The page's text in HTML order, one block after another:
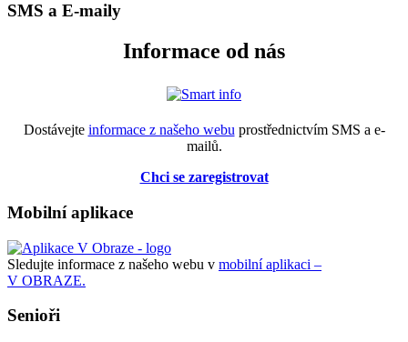
SMS a E-maily
Informace od nás
Dostávejte informace z našeho webu prostřednictvím SMS a e-
mailů.
Chci se zaregistrovat
Mobilní aplikace
Sledujte informace z našeho webu v mobilní aplikaci –
V OBRAZE.
Senioři